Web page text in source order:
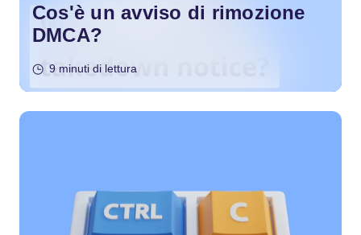
Cos'è un avviso di rimozione
DMCA?
9 minuti di lettura